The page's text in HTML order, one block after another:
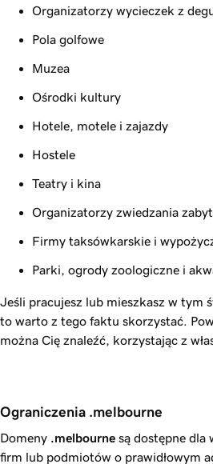
Organizatorzy wycieczek z
Pola golfowe
Muzea
Ośrodki kultury
Hotele, motele i zajazdy
Hostele
Teatry i kina
Organizatorzy zwiedzania
Firmy taksówkarskie i
Parki, ogrody zoologiczne i
Jeśli pracujesz lub mieszkasz w tym
to warto z tego faktu skorzystać.
można Cię znaleźć, korzystając z
Ograniczenia .melbourne
Domeny .melbourne są dostępne dla
firm lub podmiotów o prawidłowym